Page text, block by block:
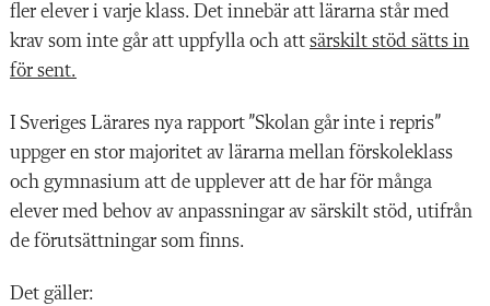
fler elever i varje klass. Det innebär att lärarna står med
krav som inte går att uppfylla och att särskilt stöd sätts in
för sent.
I Sveriges Lärares nya rapport ”Skolan går inte i repris”
uppger en stor majoritet av lärarna mellan förskoleklass
och gymnasium att de upplever att de har för många
elever med behov av anpassningar av särskilt stöd, utifrån
de förutsättningar som finns.
Det gäller: